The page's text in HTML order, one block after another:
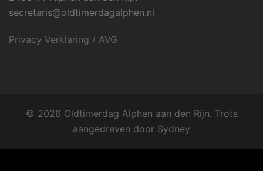
secretaris@oldtimerdagalphen.nl
Privacy Verklaring / AVG
© 2026 Oldtimerdag Alphen aan den Rijn. Trots
aangedreven door Sydney